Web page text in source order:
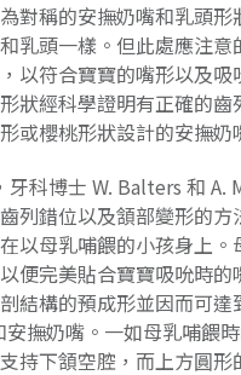
對稱的安撫奶嘴和乳頭形
乳頭一樣。但此處應注
以符合寶寶的嘴形以及
狀經科學證明有正確的
或櫻桃形狀設計的安撫奶
牙科博士 W. Balters 和 A.
列錯位以及頷部變形的方
以母乳哺餵的小孩身上
便完美貼合寶寶吸吮時
結構的預成形並因而可達
安撫奶嘴。一如母乳哺餵
持下頷空腔，而上方圓